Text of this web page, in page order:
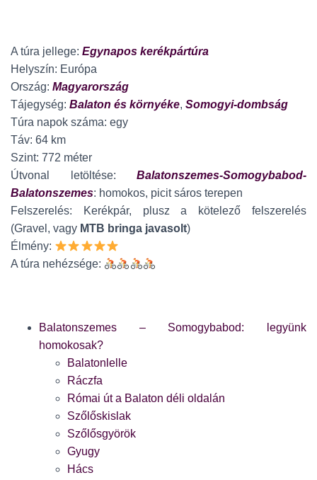
A túra jellege: Egynapos kerékpártúra
Helyszín: Európa
Ország: Magyarország
Tájegység: Balaton és környéke, Somogyi-dombság
Túra napok száma: egy
Táv: 64 km
Szint: 772 méter
Útvonal letöltése: Balatonszemes-Somogybabod-
Balatonszemes: homokos, picit sáros terepen
Felszerelés: Kerékpár, plusz a kötelező felszerelés
(Gravel, vagy MTB bringa javasolt)
Élmény:
A túra nehézsége:
Balatonszemes – Somogybabod: legyünk
homokosak?
Balatonlelle
Ráczfa
Római út a Balaton déli oldalán
Szőlőskislak
Szőlősgyörök
Gyugy
Hács